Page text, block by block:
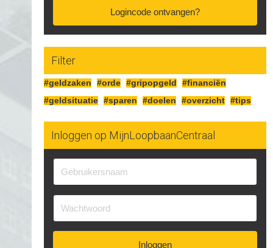
Logincode ontvangen?
Filter
#geldzaken #orde #gripopgeld
#financiën
#geldsituatie #sparen #doelen #overzicht #tips
Inloggen op MijnLoopbaanCentraal
Inloggen